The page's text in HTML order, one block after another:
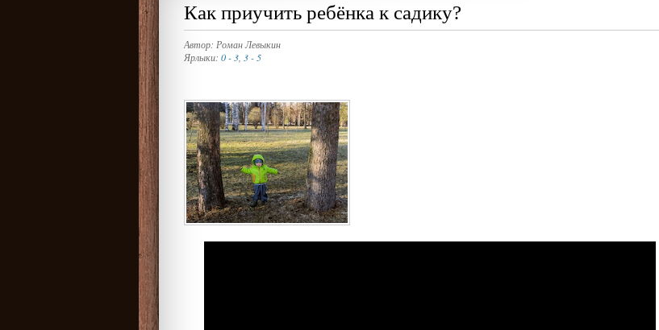
Как приучить ребёнка к садику?
Автор: Роман Левыкин
Ярлыки: 0 - 3 3 - 5